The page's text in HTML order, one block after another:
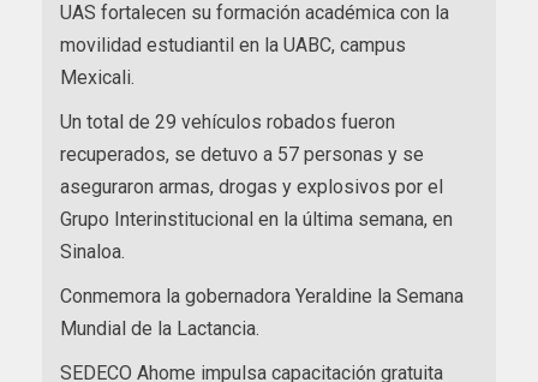
UAS fortalecen su formación académica con la
movilidad estudiantil en la UABC, campus
Mexicali.
Un total de 29 vehículos robados fueron
recuperados, se detuvo a 57 personas y se
aseguraron armas, drogas y explosivos por el
Grupo Interinstitucional en la última semana, en
Sinaloa.
Conmemora la gobernadora Yeraldine la Semana
Mundial de la Lactancia.
SEDECO Ahome impulsa capacitación gratuita